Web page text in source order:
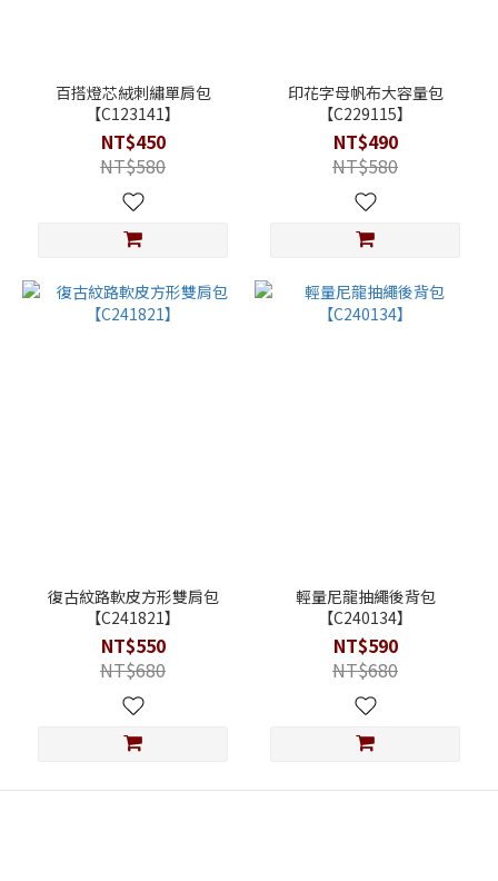
百搭燈芯絨刺繡單肩包
【C123141】
NT$450
NT$580
印花字母帆布大容量包
【C229115】
NT$490
NT$580
復古紋路軟皮方形雙肩包
【C241821】
NT$550
NT$680
輕量尼龍抽繩後背包
【C240134】
NT$590
NT$680